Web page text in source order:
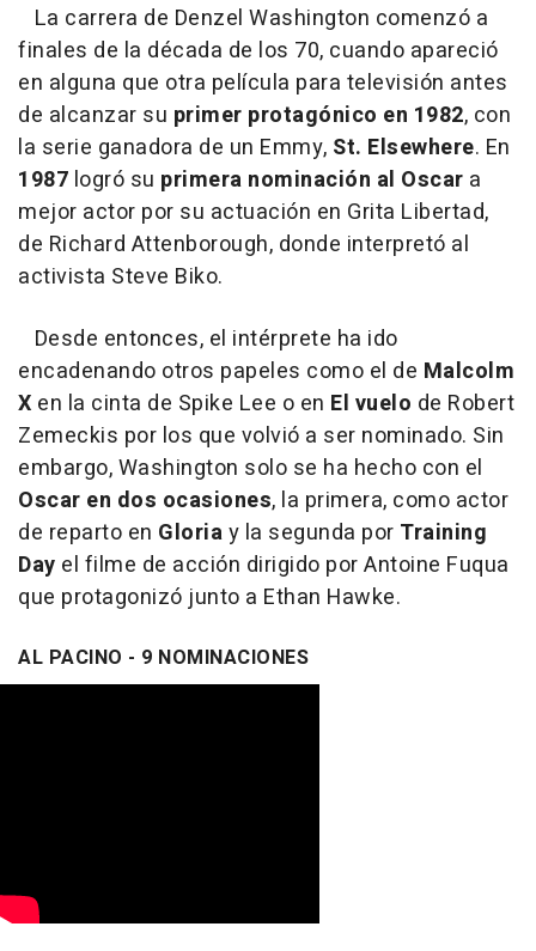
La carrera de Denzel Washington comenzó a
finales de la década de los 70, cuando apareció
en alguna que otra película para televisión antes
de alcanzar su primer protagónico en 1982, con
la serie ganadora de un Emmy, St. Elsewhere. En
1987 logró su primera nominación al Oscar a
mejor actor por su actuación en Grita Libertad,
de Richard Attenborough, donde interpretó al
activista Steve Biko.
Desde entonces, el intérprete ha ido
encadenando otros papeles como el de Malcolm
X en la cinta de Spike Lee o en El vuelo de Robert
Zemeckis por los que volvió a ser nominado. Sin
embargo, Washington solo se ha hecho con el
Oscar en dos ocasiones, la primera, como actor
de reparto en Gloriay la segunda por Training
Day el filme de acción dirigido por Antoine Fuqua
que protagonizó junto a Ethan Hawke.
AL PACINO - 9 NOMINACIONES